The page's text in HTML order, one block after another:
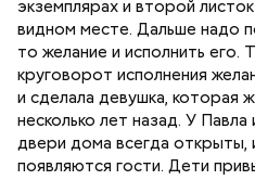
экземплярах и второй
видном месте. Дальше надо
то желание и исполнить его.
круговорот исполнения
и сделала девушка, которая
несколько лет назад. У
двери дома всегда открыты,
появляются гости. Дети